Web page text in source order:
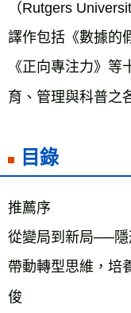
（Rutgers
譯作包括《數據的
《正向專注力》
育、管理與科普之
目錄
推薦序
從變局到新局──隱
帶動轉型思維，培
俊